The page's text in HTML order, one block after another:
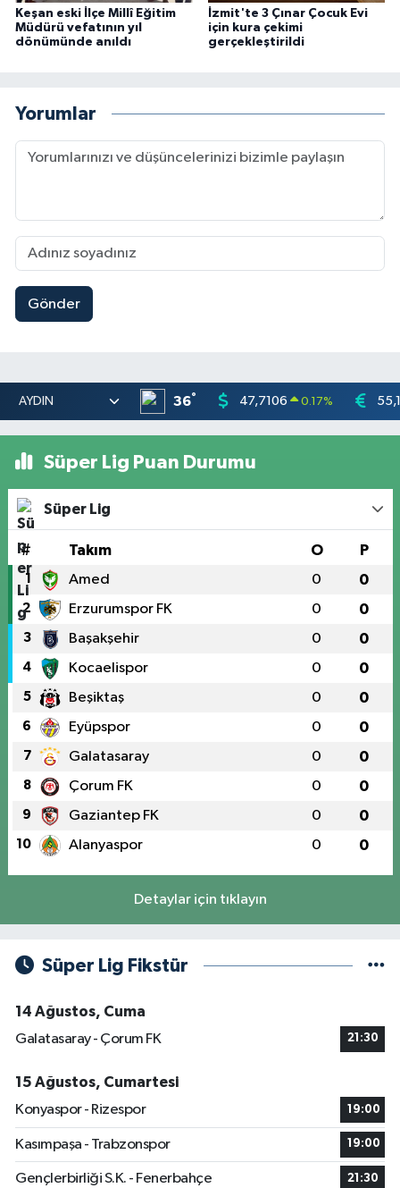
Keşan eski İlçe Millî Eğitim
Müdürü vefatının yıl
dönümünde anıldı
İzmit'te 3 Çınar Çocuk Evi
için kura çekimi
gerçekleştirildi
Yorumlar
Gönder
36° 47,7106 0.17%
Süper Lig Puan Durumu
Süper Lig
# Takım O P
1 Amed 0 0
2 Erzurumspor FK 0 0
3 Başakşehir 0 0
4 Kocaelispor 0 0
5 Beşiktaş 0 0
6 Eyüpspor 0 0
7 Galatasaray 0 0
8 Çorum FK 0 0
9 Gaziantep FK 0 0
10 Alanyaspor 0 0
Detaylar için tıklayın
Süper Lig Fikstür
14 Ağustos, Cuma
Galatasaray - Çorum FK
21:30
15 Ağustos, Cumartesi
Konyaspor - Rizespor
19:00
Kasımpaşa - Trabzonspor 19:00
Gençlerbirliği S.K. - Fenerbahçe 21:30